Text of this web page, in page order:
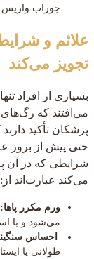
جوراب واریس
علائم و
تجویز می‌کند
بسیاری از افراد
می‌افتند که
پزشکان تأکید
حتی پیش از بروز
شرایطی که در آن
می‌کند عبارت‌اند از:
ورم مکرر پاها:
می‌شود و با
احساس
طولانی یا